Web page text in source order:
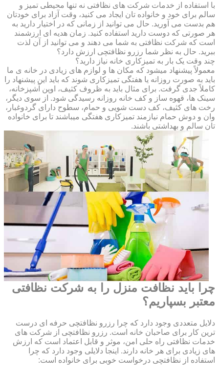
با استفاده از خدمات شرکت های نظافتی نه تنها محیطی تمیز و
سالم برای خود و خانواده تان ایجاد می کنید، وقت آزاد برای خودتان
هم بدست می آورید. حال می توانید از زمانی که در اختیار دارید به
هر صورتی که دوست دارید استفاده کنید. زمان هدیه ای ارزشمند
است که شرکت نظافتی به شما می دهند و می توانید از آن لذت
ببرید. حال به نظر شما رزرو نظافتچی ارزش دارد؟
چند وقت یک بار به تمیزکاری خانه نیاز دارید؟
معمولاً پیشنهاد میشود که مکان ها و لوازم های زیادی در خانه ی ما
باید به صورت روزانه یا هفتگی تمیزکاری شوند که باید این پیشنهاد را
کاملاً جدی گرفت. برای مثال باید به ظروف کثیف، اوپن آشپزخانه،
سینک ها، قهوه ساز و کف خانه روزانه رسیدگی شود. از سوی دیگر،
رخت های کثیف، کف دست شویی و حمام، سطوح دارای گردوغبار،
وان و دوش حمام نیازمند تمیزکاری هفتگی میباشند تا برای خانواده
تان سالم و بهداشتی باشند.
چرا باید نظافت منزل را به شرکت نظافتی
معتبر بسپاریم؟
دلایل متعددی وجود دارد که چرا رزرو نظافتچی حرفه ای درست
ترین کار برای صاحبان خانه است. رزرو نظافتچی از شرکت های
خدمات نظافتی راه حلی امن، موثر و قابل اعتماد است که ارزش
های زیادی برای هر خانه دارند. اینجا دلایلی وجود دارد که چرا
استفاده از نظافتچی درخواست خوبی برای خانواده است: